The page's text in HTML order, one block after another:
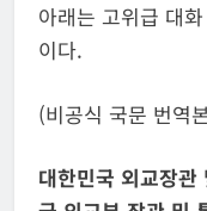
아래는 고위급 대
이다.
(비공식 국문 번역
대한민국 외교장